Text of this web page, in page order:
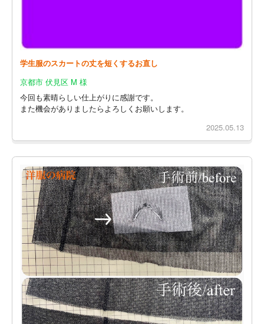
学生服のスカートの丈を短くするお直し
京都市 伏見区 M 様
今回も素晴らしい仕上がりに感謝です。
また機会がありましたらよろしくお願いします。
2025.05.13